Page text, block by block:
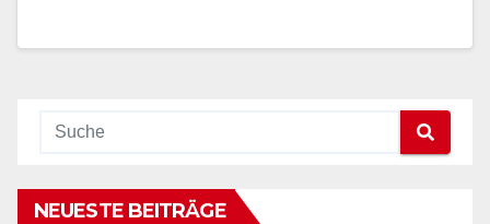
NEUESTE BEITRÄGE